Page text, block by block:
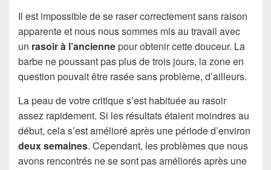
Il est impossible de se raser correctement sans raison
apparente et nous nous sommes mis au travail avec
un rasoir à l’anciennepour obtenir cette douceur. La
barbe ne poussant pas plus de trois jours, la zone en
question pouvait être rasée sans problème, d’ailleurs.
La peau de votre critique s’est habituée au rasoir
assez rapidement. Si les résultats étaient moindres au
début, cela s’est amélioré après une période d’environ
deux semaines. Cependant, les problèmes que nous
avons rencontrés ne se sont pas améliorés après une